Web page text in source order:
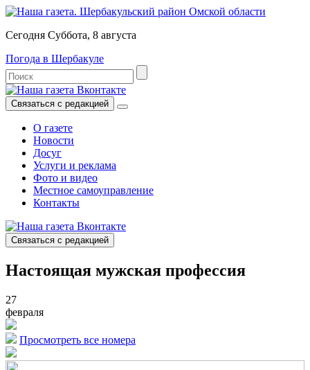
Сегодня Суббота, 8 августа
Погода в Шербакуле
Связаться с редакцией
О газете
Новости
Досуг
Услуги и реклама
Фото и видео
Местное самоуправление
Контакты
Связаться с редакцией
Настоящая мужская профессия
27
февраля
Просмотреть все номера